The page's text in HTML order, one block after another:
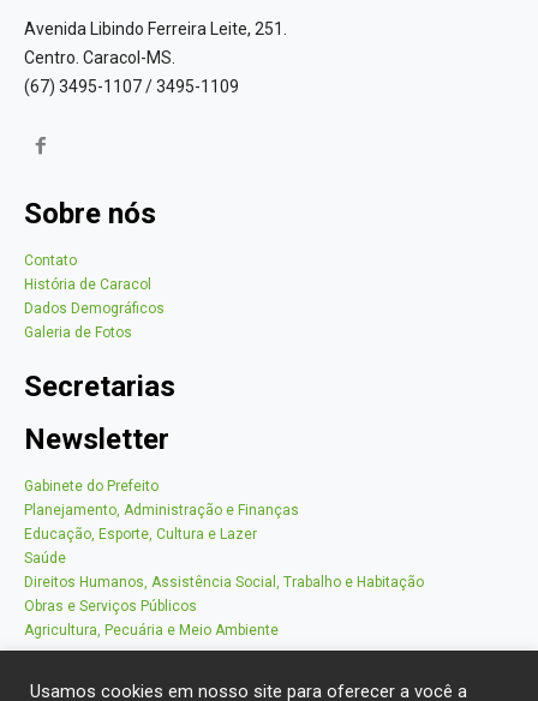
Avenida Libindo Ferreira Leite, 251.
Centro. Caracol-MS.
(67) 3495-1107 / 3495-1109
Sobre nós
Contato
História de Caracol
Dados Demográficos
Galeria de Fotos
Secretarias
Newsletter
Gabinete do Prefeito
Planejamento, Administração e Finanças
Educação, Esporte, Cultura e Lazer
Saúde
Direitos Humanos, Assistência Social, Trabalho e Habitação
Obras e Serviços Públicos
Agricultura, Pecuária e Meio Ambiente
Usamos cookies em nosso site para oferecer a você a